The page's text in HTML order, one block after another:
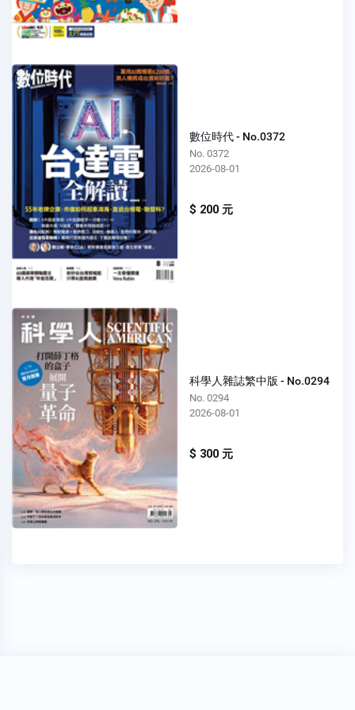
數位時代 - No.0372
No. 0372
2026-08-01
$ 200 元
科學人雜誌繁中版 - No.0294
No. 0294
2026-08-01
$ 300 元